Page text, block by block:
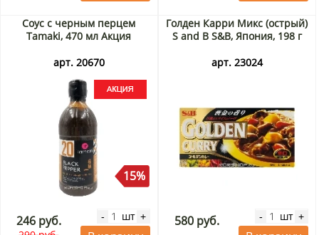
Соус с черным перцем
Tamaki, 470 мл Акция
арт. 20670
15%
246 руб. - шт +
Голден Карри Микс (острый)
S and B S&B, Япония, 198 г
арт. 23024
580 руб. - шт +